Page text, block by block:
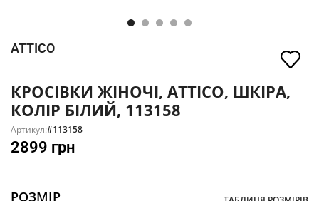
ATTICO
КРОСІВКИ ЖІНОЧІ, ATTICO, ШКІРА,
КОЛІР БІЛИЙ, 113158
Артикул:#113158
2899 грн
РОЗМІР